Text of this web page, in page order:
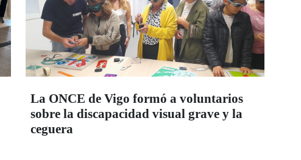
La ONCE de Vigo formó a voluntarios
sobre la discapacidad visual grave y la
ceguera